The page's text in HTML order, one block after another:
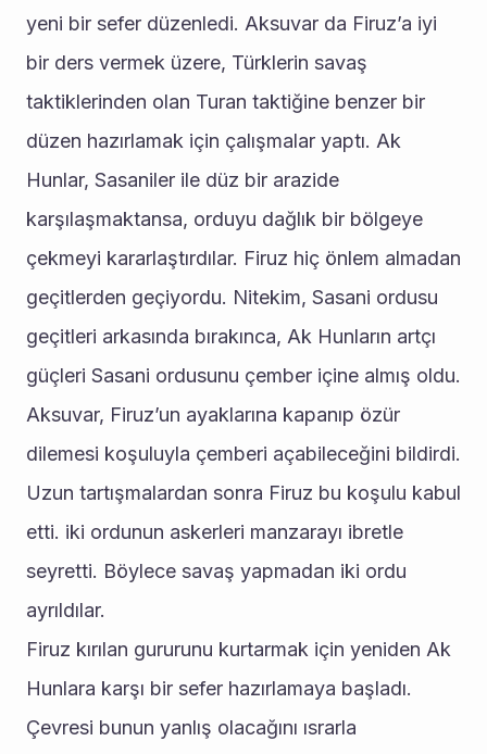
yeni bir sefer düzenledi. Aksuvar da Firuz’a iyi
bir ders vermek üzere, Türklerin savaş
taktiklerinden olan Turan taktiğine benzer bir
düzen hazırlamak için çalışmalar yaptı. Ak
Hunlar, Sasaniler ile düz bir arazide
karşılaşmaktansa, orduyu dağlık bir bölgeye
çekmeyi kararlaştırdılar. Firuz hiç önlem almadan
geçitlerden geçiyordu. Nitekim, Sasani ordusu
geçitleri arkasında bırakınca, Ak Hunların artçı
güçleri Sasani ordusunu çember içine almış oldu.
Aksuvar, Firuz’un ayaklarına kapanıp özür
dilemesi koşuluyla çemberi açabileceğini bildirdi.
Uzun tartışmalardan sonra Firuz bu koşulu kabul
etti. iki ordunun askerleri manzarayı ibretle
seyretti. Böylece savaş yapmadan iki ordu
ayrıldılar.
Firuz kırılan gururunu kurtarmak için yeniden Ak
Hunlara karşı bir sefer hazırlamaya başladı.
Çevresi bunun yanlış olacağını ısrarla